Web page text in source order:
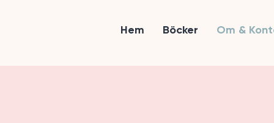
Hem Böcker Om &